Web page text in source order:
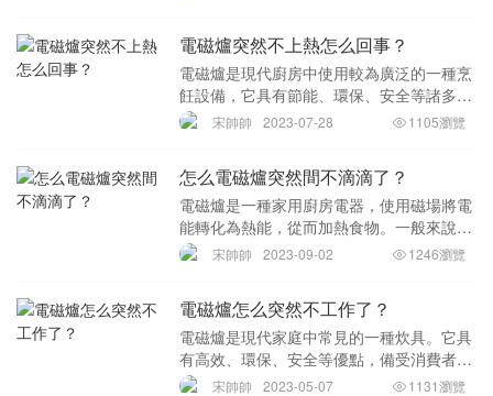
板、散
電磁爐突然不上熱怎么回事？
電磁爐是現代廚房中使用較為廣泛的一種烹
飪設備，它具有節能、環保、安全等諸多優
點，因此備受消費者的青睞。然而，如果電
不上熱的原
宋帥帥 2023-07-28 1105瀏覽
怎么電磁爐突然間不滴滴了？
電磁爐是一種家用廚房電器，使用磁場將電
能轉化為熱能，從而加熱食物。一般來說，
電磁爐在正常使用時會發出滴滴聲，提示用
這種情況的
宋帥帥 2023-09-02 1246瀏覽
電磁爐怎么突然不工作了？
電磁爐是現代家庭中常見的一種炊具。它具
有高效、環保、安全等優點，備受消費者的
青睞。然而，有時電磁爐會突然不工作，這
宋帥帥 2023-05-07 1131瀏覽